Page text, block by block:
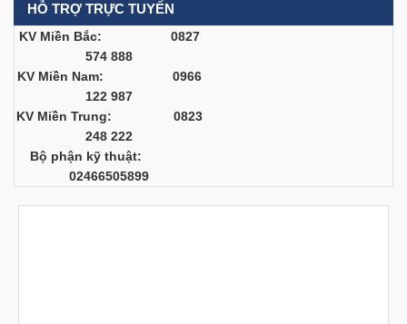
HỖ TRỢ TRỰC TUYẾN
KV Miền Bắc: 0827
574 888
KV Miền Nam: 0966
122 987
KV Miền Trung: 0823
248 222
Bộ phận kỹ thuật:
02466505899